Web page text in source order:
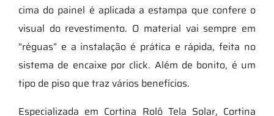
cima do painel é aplicada a estampa que confere o
visual do revestimento. O material vai sempre em
“réguas” e a instalação é prática e rápida, feita no
sistema de encaixe por click. Além de bonito, é um
tipo de piso que traz vários benefícios.
Especializada em Cortina Rolô Tela Solar, Cortina